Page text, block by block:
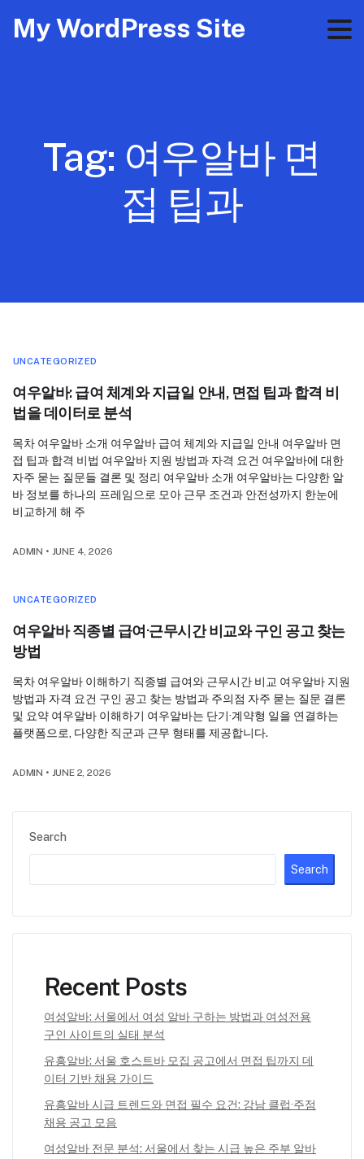
My WordPress Site
Tag: 여우알바 면
접 팁과
Search
Search
Recent Posts
여성알바: 서울에서 여성 알바 구하는 방법과 여성전용
구인 사이트의 실태 분석
유흥알바: 서울 호스트바 모집 공고에서 면접 팁까지 데
이터 기반 채용 가이드
유흥알바 시급 트렌드와 면접 필수 요건: 강남 클럽·주점
채용 공고 모음
여성알바 전문 분석: 서울에서 찾는 시급 높은 주부 알바
UNCATEGORIZED
여우알바: 급여 체계와 지급일 안내, 면접 팁과 합격 비
법을 데이터로 분석
목차 여우알바 소개 여우알바 급여 체계와 지급일 안내 여우알바 면
접 팁과 합격 비법 여우알바 지원 방법과 자격 요건 여우알바에 대한
자주 묻는 질문들 결론 및 정리 여우알바 소개 여우알바는 다양한 알
바 정보를 하나의 프레임으로 모아 근무 조건과 안전성까지 한눈에
비교하게 해 주
ADMIN • JUNE 4, 2026
UNCATEGORIZED
여우알바 직종별 급여·근무시간 비교와 구인 공고 찾는
방법
목차 여우알바 이해하기 직종별 급여와 근무시간 비교 여우알바 지원
방법과 자격 요건 구인 공고 찾는 방법과 주의점 자주 묻는 질문 결론
및 요약 여우알바 이해하기 여우알바는 단기·계약형 일을 연결하는
플랫폼으로, 다양한 직군과 근무 형태를 제공합니다.
ADMIN • JUNE 2, 2026